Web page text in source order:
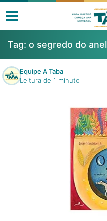
Livros
Clube de Leitores
Tag: o segredo do anel
Equipe A Taba
Leitura de 1 minuto